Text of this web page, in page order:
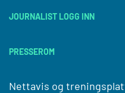
JOURNALIST LOGG INN
PRESSEROM
Nettavis og